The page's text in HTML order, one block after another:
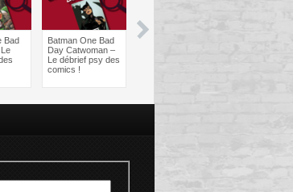
Bad
Batman One Bad
Day Catwoman –
Le débrief psy des
comics !